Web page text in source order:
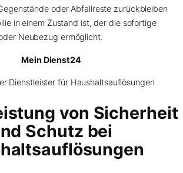
oder Abfallreste zurückbleiben
in einem Zustand ist, der die sofortige
Neubezug ermöglicht.
Mein Dienst24
Dienstleister für Haushaltsauflösungen
von Sicherheit
Schutz bei